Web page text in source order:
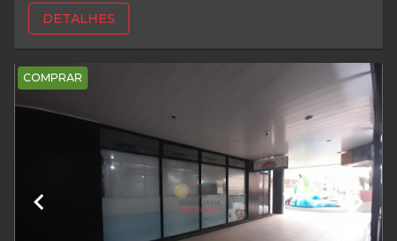
DETALHES
COMPRAR
keyboard_arrow_left keyboard_arrow_right